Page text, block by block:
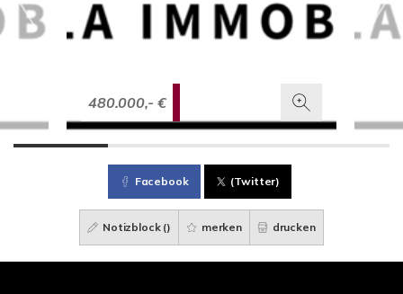
480.000,- €
Facebook (Twitter)
Notizblock () merken drucken